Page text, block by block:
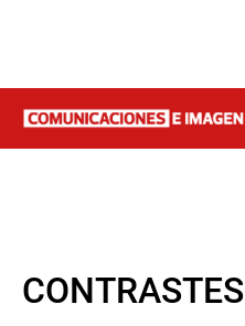
CONTRASTES